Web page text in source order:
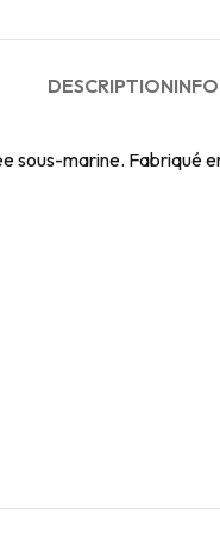
DESCRIPTION
sous-marine. Fabriqué